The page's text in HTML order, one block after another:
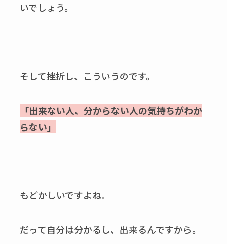
いでしょう。
そして挫折し、こういうのです。
「出来ない人、分からない人の気持ちがわか
らない」
もどかしいですよね。
だって自分は分かるし、出来るんですから。